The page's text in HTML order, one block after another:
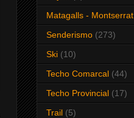
Matagalls - Montserrat
Senderismo (273)
Ski (10)
Techo Comarcal (44)
Techo Provincial (17)
Trail (5)